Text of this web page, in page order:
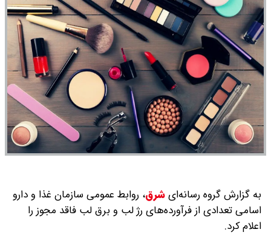
به گزارش گروه رسانه‌ایشرق، روابط عمومی سازمان غذا و دارو
اسامی تعدادی از فرآورده‌های رژ لب و برق لب فاقد مجوز را
اعلام کرد.